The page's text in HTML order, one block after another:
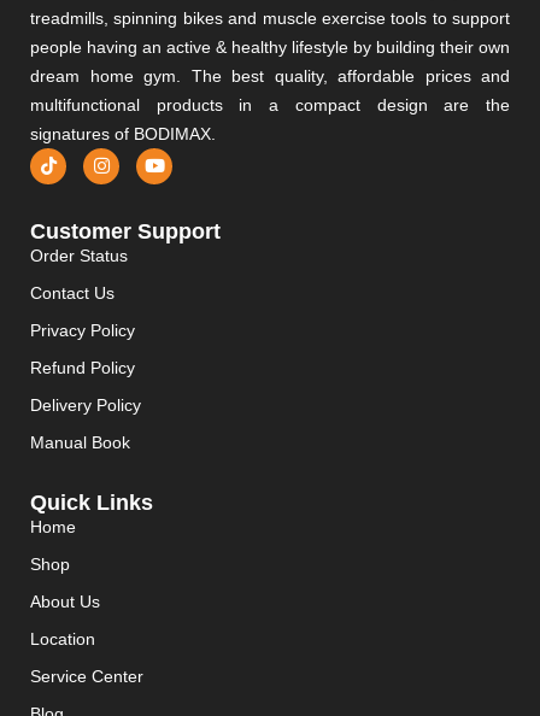
treadmills, spinning bikes and muscle exercise tools to support
people having an active & healthy lifestyle by building their own
dream home gym. The best quality, affordable prices and
multifunctional products in a compact design are the
signatures of BODIMAX.
Customer Support
Order Status
Contact Us
Privacy Policy
Refund Policy
Delivery Policy
Manual Book
Quick Links
Home
Shop
About Us
Location
Service Center